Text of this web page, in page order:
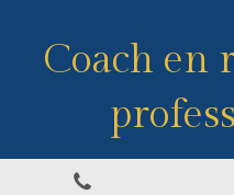
Coach en